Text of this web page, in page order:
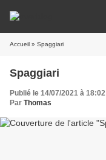
Accueil » Spaggiari
Spaggiari
Publié le 14/07/2021 à 18:02
Par Thomas